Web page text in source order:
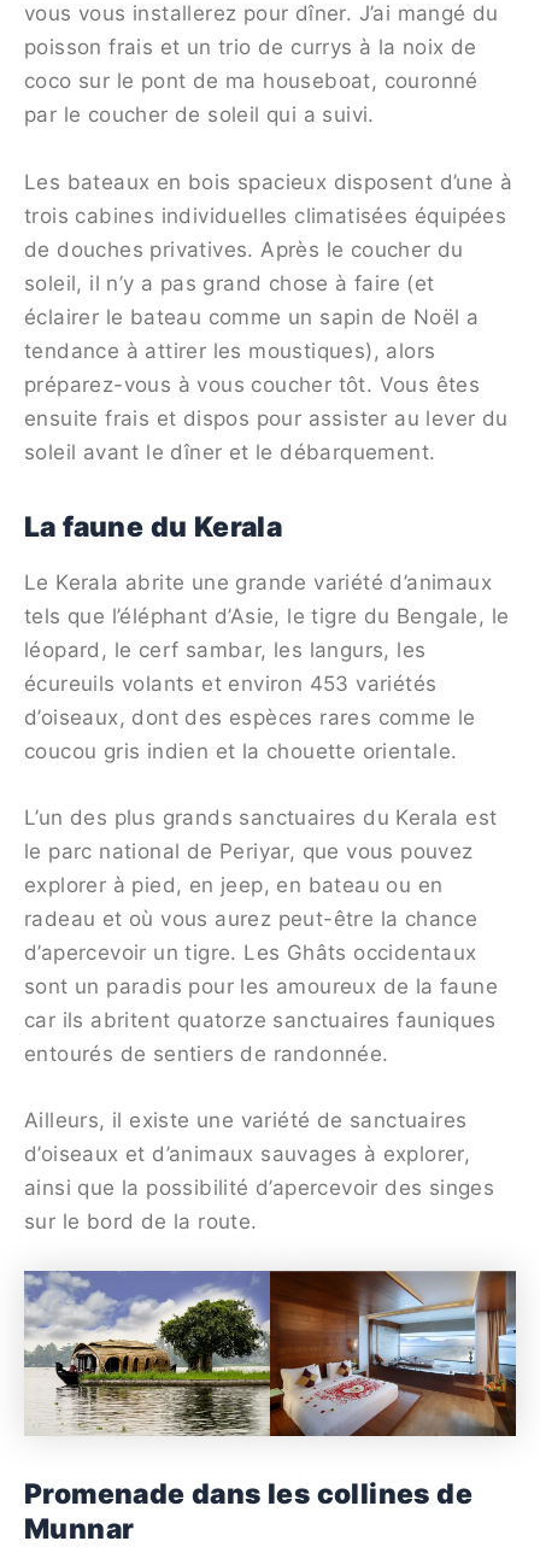
vous vous installerez pour dîner. J’ai mangé du
poisson frais et un trio de currys à la noix de
coco sur le pont de ma houseboat, couronné
par le coucher de soleil qui a suivi.
Les bateaux en bois spacieux disposent d’une à
trois cabines individuelles climatisées équipées
de douches privatives. Après le coucher du
soleil, il n’y a pas grand chose à faire (et
éclairer le bateau comme un sapin de Noël a
tendance à attirer les moustiques), alors
préparez-vous à vous coucher tôt. Vous êtes
ensuite frais et dispos pour assister au lever du
soleil avant le dîner et le débarquement.
La faune du Kerala
Le Kerala abrite une grande variété d’animaux
tels que l’éléphant d’Asie, le tigre du Bengale, le
léopard, le cerf sambar, les langurs, les
écureuils volants et environ 453 variétés
d’oiseaux, dont des espèces rares comme le
coucou gris indien et la chouette orientale.
L’un des plus grands sanctuaires du Kerala est
le parc national de Periyar, que vous pouvez
explorer à pied, en jeep, en bateau ou en
radeau et où vous aurez peut-être la chance
d’apercevoir un tigre. Les Ghâts occidentaux
sont un paradis pour les amoureux de la faune
car ils abritent quatorze sanctuaires fauniques
entourés de sentiers de randonnée.
Ailleurs, il existe une variété de sanctuaires
d’oiseaux et d’animaux sauvages à explorer,
ainsi que la possibilité d’apercevoir des singes
sur le bord de la route.
Promenade dans les collines de
Munnar